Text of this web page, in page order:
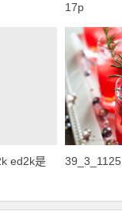
17p
ed2k是
39_3_1125